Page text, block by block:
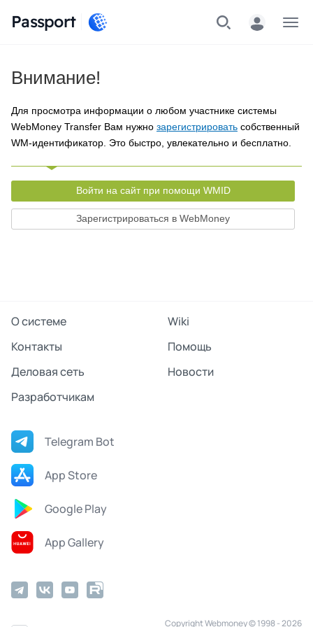
Passport
Внимание!
Для просмотра информации о любом участнике системы
WebMoney Transfer Вам нужно зарегистрировать собственный
WM-идентификатор. Это быстро, увлекательно и бесплатно.
Войти на сайт при помощи WMID
Зарегистрироваться в WebMoney
О системе
Wiki
Контакты
Помощь
Деловая сеть
Новости
Разработчикам
Telegram Bot
App Store
Google Play
App Gallery
Copyright Webmoney © 1998 - 2026